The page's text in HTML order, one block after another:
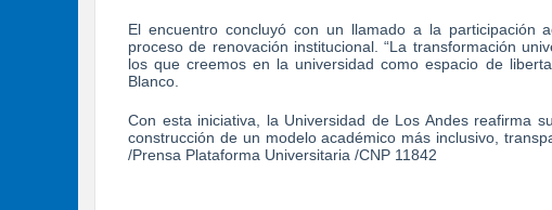
El encuentro concluyó con un llamado a la participación
proceso de renovación institucional. “La transformación
los que creemos en la universidad como espacio de
Blanco.
Con esta iniciativa, la Universidad de Los Andes reafirma
construcción de un modelo académico más inclusivo,
/Prensa Plataforma Universitaria /CNP 11842